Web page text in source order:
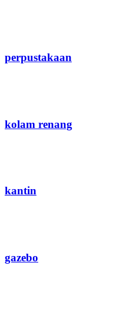
perpustakaan
kolam renang
kantin
gazebo